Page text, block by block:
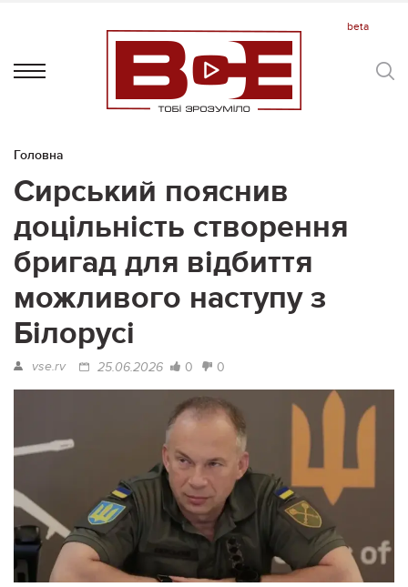
Головна
Сирський пояснив
доцільність створення
бригад для відбиття
можливого наступу з
Білорусі
vse.rv 25.06.2026 0 0